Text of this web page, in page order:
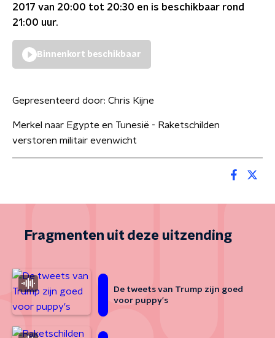
2017 van 20:00 tot 20:30 en is beschikbaar rond
21:00 uur.
Binnenkort beschikbaar
Gepresenteerd door: Chris Kijne
Merkel naar Egypte en Tunesië - Raketschilden
verstoren militair evenwicht
Fragmenten uit deze uitzending
De tweets van Trump zijn goed
voor puppy's